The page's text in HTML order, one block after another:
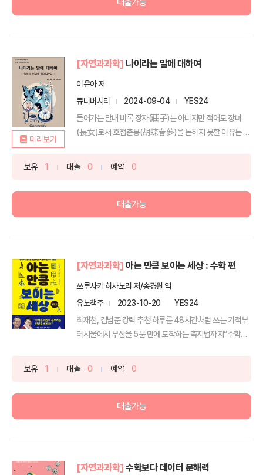
대출가능
미리보기
[자연과과학] 나이라는 말에 대하여
이은아 저
큐니버시티
2024-09-04
YES24
들어가는 말내 비록 장자(莊子)는 아니지만 적어도 장녀
(長女)로서 호접춘몽(胡蝶春夢)을 논하지 못할 이유는 없
보유 1 대출 0 예약 0
대출가능
[자연과과학] 아는 만큼 보이는 세상 : 수학 편
쓰루사키 히사노리 저/송경원 역
유노책주
2023-10-20
YES24
최재천, 김범준 강력 추천!하루를 48시간처럼 쓰는 기적부
터서울에서 부산을 5분 만에 도착하는 축지법까지“수학은
보유 1 대출 0 예약 0
대출가능
[자연과과학] 수학보다 데이터 문해력